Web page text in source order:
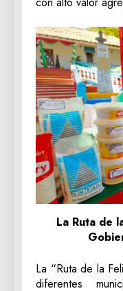
La Ruta de
La “Ruta de la
diferentes